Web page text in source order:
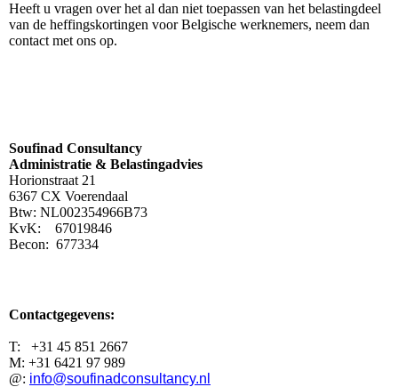
Heeft u vragen over het al dan niet toepassen van het belastingdeel
van de heffingskortingen voor Belgische werknemers, neem dan
contact met ons op.
Soufinad Consultancy
Administratie & Belastingadvies
Horionstraat 21
6367 CX Voerendaal
Btw: NL002354966B73
KvK: 67019846
Becon: 677334
Contactgegevens:
T: +31 45 851 2667
M: +31 6421 97 989
@: info@soufinadconsultancy.nl